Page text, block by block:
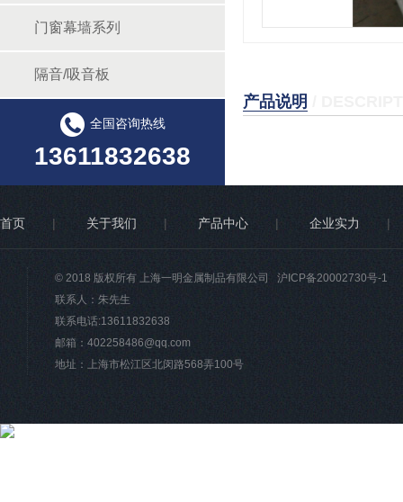
门窗幕墙系列
隔音/吸音板
全国咨询热线
13611832638
产品说明
首页 | 关于我们 | 产品中心 | 企业实力 |
© 2018 版权所有 上海一明金属制品有限公司 沪ICP备20002730号-1
联系人：朱先生
联系电话:13611832638
邮箱： 402258486@qq.com
地址：上海市松江区北闵路568弄100号